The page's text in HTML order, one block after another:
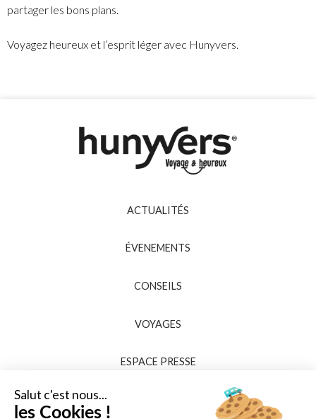
partager les bons plans.
Voyagez heureux et l’esprit léger avec Hunyvers.
ACTUALITÉS
ÉVENEMENTS
CONSEILS
VOYAGES
ESPACE PRESSE
Salut c'est nous...
les Cookies !